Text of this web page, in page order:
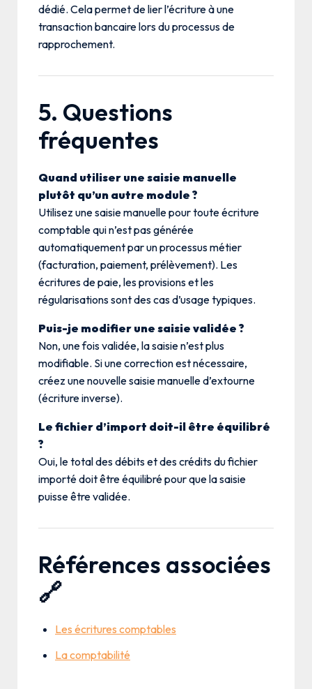
dédié. Cela permet de lier l’écriture à une
transaction bancaire lors du processus de
rapprochement.
5. Questions
fréquentes
Quand utiliser une saisie manuelle
plutôt qu’un autre module ?
Utilisez une saisie manuelle pour toute écriture
comptable qui n’est pas générée
automatiquement par un processus métier
(facturation, paiement, prélèvement). Les
écritures de paie, les provisions et les
régularisations sont des cas d’usage typiques.
Puis-je modifier une saisie validée ?
Non, une fois validée, la saisie n’est plus
modifiable. Si une correction est nécessaire,
créez une nouvelle saisie manuelle d’extourne
(écriture inverse).
Le fichier d’import doit-il être équilibré
?
Oui, le total des débits et des crédits du fichier
importé doit être équilibré pour que la saisie
puisse être validée.
Références associées
🔗
Les écritures comptables
La comptabilité